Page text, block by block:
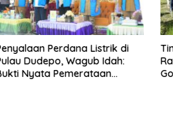
Perdana Listrik di
Dudepo, Wagub Idah:
Nyata Pemerataan